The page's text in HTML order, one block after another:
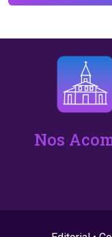
Nos